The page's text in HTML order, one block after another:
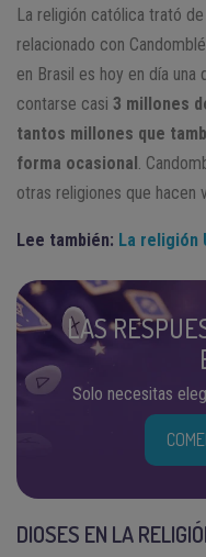
La religión católica trató
relacionado con
en Brasil es hoy en día
contarse casi 3 millones
tantos millones que
forma ocasional .
otras religiones que hacen
Lee también: La religión
LAS
Solo necesitas
DIOSES EN LA